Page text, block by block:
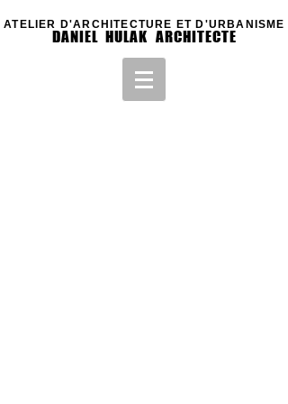
ATELIER D'ARCHITECTURE ET D'URBANISME
DANIEL HULAK ARCHITECTE